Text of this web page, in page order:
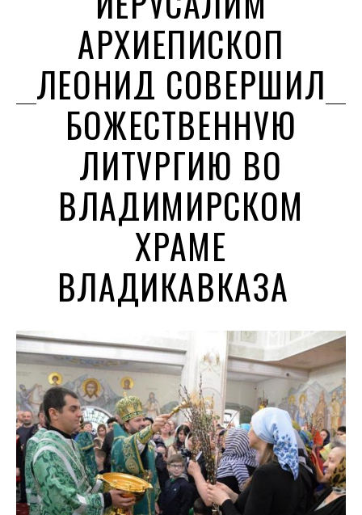
АРХИЕПИСКОП
ЛЕОНИД СОВЕРШИЛ
БОЖЕСТВЕННУЮ
ЛИТУРГИЮ ВО
ВЛАДИМИРСКОМ
ХРАМЕ
ВЛАДИКАВКАЗА